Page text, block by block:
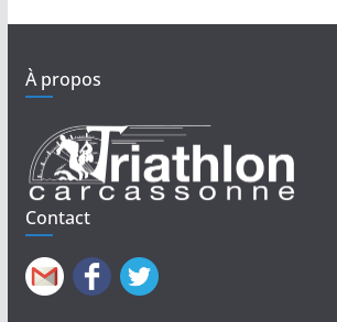
À propos
Contact